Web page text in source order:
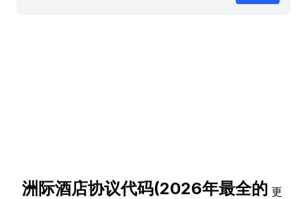
洲际酒店协议代码(2026年最全的 更